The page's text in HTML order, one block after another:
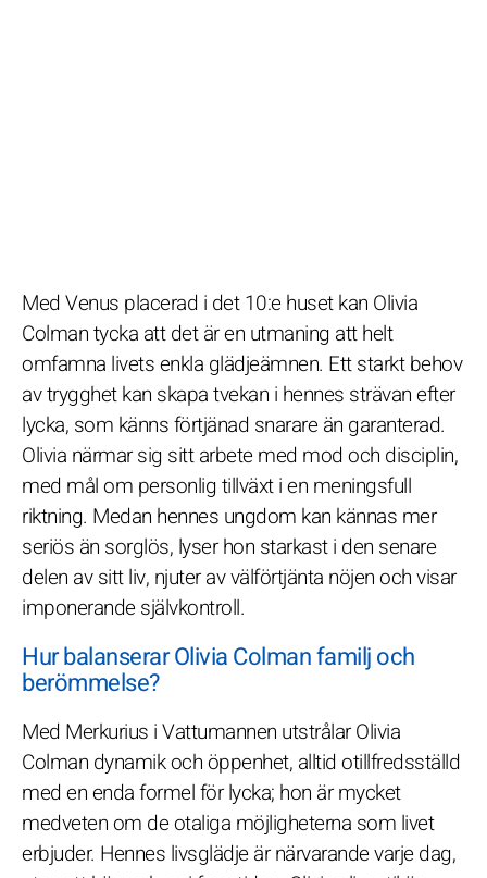
Med Venus placerad i det 10:e huset kan Olivia
Colman tycka att det är en utmaning att helt
omfamna livets enkla glädjeämnen. Ett starkt behov
av trygghet kan skapa tvekan i hennes strävan efter
lycka, som känns förtjänad snarare än garanterad.
Olivia närmar sig sitt arbete med mod och disciplin,
med mål om personlig tillväxt i en meningsfull
riktning. Medan hennes ungdom kan kännas mer
seriös än sorglös, lyser hon starkast i den senare
delen av sitt liv, njuter av välförtjänta nöjen och visar
imponerande självkontroll.
Hur balanserar Olivia Colman familj och
berömmelse?
Med Merkurius i Vattumannen utstrålar Olivia
Colman dynamik och öppenhet, alltid otillfredsställd
med en enda formel för lycka; hon är mycket
medveten om de otaliga möjligheterna som livet
erbjuder. Hennes livsglädje är närvarande varje dag,